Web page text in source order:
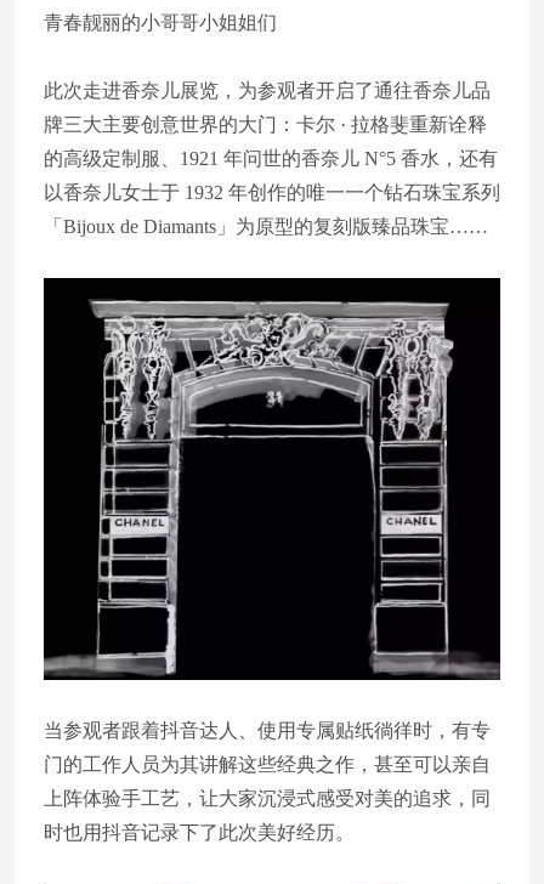
青春靓丽的小哥哥小姐姐们
此次走进香奈儿展览，为参观者开启了通往香奈儿品
牌三大主要创意世界的大门：卡尔 · 拉格斐重新诠释
的高级定制服、1921 年问世的香奈儿 N°5 香水，还有
以香奈儿女士于 1932 年创作的唯一一个钻石珠宝系列
「Bijoux de Diamants」为原型的复刻版臻品珠宝……
当参观者跟着抖音达人、使用专属贴纸徜徉时，有专
门的工作人员为其讲解这些经典之作，甚至可以亲自
上阵体验手工艺，让大家沉浸式感受对美的追求，同
时也用抖音记录下了此次美好经历。